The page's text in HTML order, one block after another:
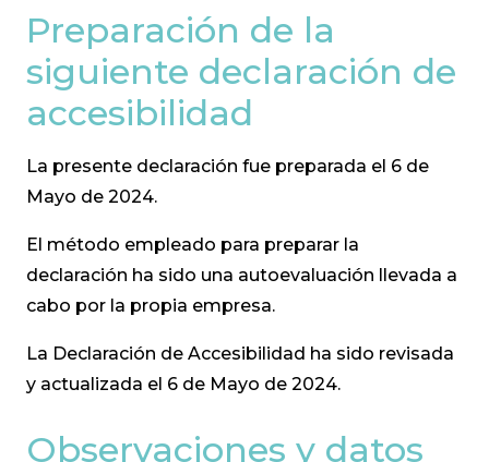
Preparación de la
siguiente declaración de
accesibilidad
La presente declaración fue preparada el 6 de
Mayo de 2024.
El método empleado para preparar la
declaración ha sido una autoevaluación llevada a
cabo por la propia empresa.
La Declaración de Accesibilidad ha sido revisada
y actualizada el 6 de Mayo de 2024.
Observaciones y datos